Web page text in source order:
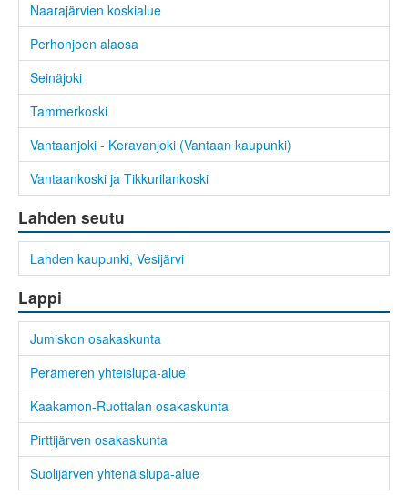
Naarajärvien koskialue
Perhonjoen alaosa
Seinäjoki
Tammerkoski
Vantaanjoki - Keravanjoki (Vantaan kaupunki)
Vantaankoski ja Tikkurilankoski
Lahden seutu
Lahden kaupunki, Vesijärvi
Lappi
Jumiskon osakaskunta
Perämeren yhteislupa-alue
Kaakamon-Ruottalan osakaskunta
Pirttijärven osakaskunta
Suolijärven yhtenäislupa-alue